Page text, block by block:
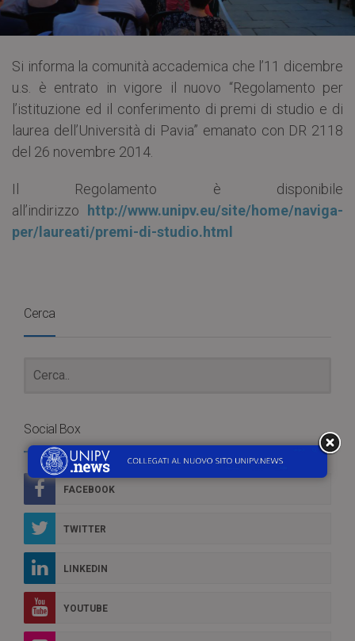
Si informa la comunità accademica che l’11 dicembre
u.s. è entrato in vigore il nuovo “Regolamento per
l’istituzione ed il conferimento di premi di studio e di
laurea dell’Università di Pavia” emanato con DR 2118
del 26 novembre 2014.
Il Regolamento è disponibile
all’indirizzo http://www.unipv.eu/site/home/naviga-
per/laureati/premi-di-studio.html
Cerca
Social Box
FACEBOOK
TWITTER
LINKEDIN
YOUTUBE